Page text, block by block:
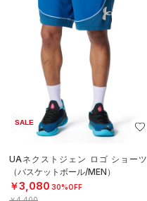
SALE
UAネクストジェン ロゴ ショーツ
（バスケットボール/MEN）
￥3,080 30%OFF